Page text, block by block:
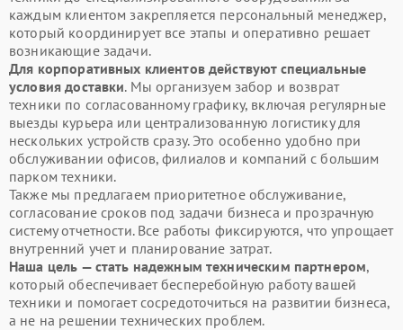
каждым клиентом закрепляется персональный менеджер,
который координирует все этапы и оперативно решает
возникающие задачи.
Для корпоративных клиентов действуют специальные
условия доставки. Мы организуем забор и возврат
техники по согласованному графику, включая регулярные
выезды курьера или централизованную логистику для
нескольких устройств сразу. Это особенно удобно при
обслуживании офисов, филиалов и компаний с большим
парком техники.
Также мы предлагаем приоритетное обслуживание,
согласование сроков под задачи бизнеса и прозрачную
систему отчетности. Все работы фиксируются, что упрощает
внутренний учет и планирование затрат.
Наша цель — стать надежным техническим партнером,
который обеспечивает бесперебойную работу вашей
техники и помогает сосредоточиться на развитии бизнеса,
а не на решении технических проблем.